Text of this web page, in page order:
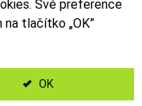
Své preference
na tlačítko „OK”
OK